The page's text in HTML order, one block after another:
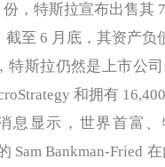
特斯拉宣布出售其
至 6 月底，其资产负
斯拉仍然是上市公司
和拥有
显示，世界首富、
Sam Bankman-Fried